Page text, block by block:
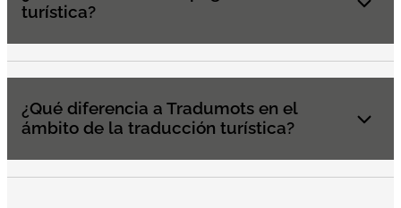
turística?
¿Qué diferencia a Tradumots en el
ámbito de la traducción turística?